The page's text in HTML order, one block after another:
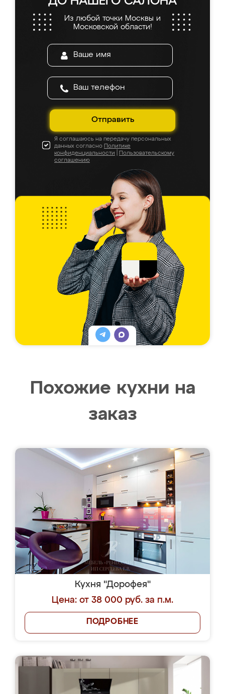
Из любой точки Москвы и
Московской области!
Отправить
Я соглашаюсь на передачу персональных
данных согласно Политике
конфиденциальности
Пользовательскому
соглашению
Похожие кухни на
заказ
Кухня "Дорофея"
Цена: от 38 000 руб. за п.м.
ПОДРОБНЕЕ